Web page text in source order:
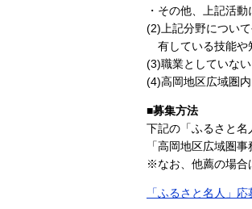
・その他、上記活
(2)上記分野につい
有している技能や
(3)職業としていな
(4)高岡地区広域圏
■募集方法
下記の「ふるさと名
「高岡地区広域圏
※なお、他薦の場合
「ふるさと名人」